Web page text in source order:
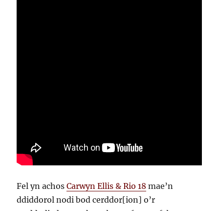
Fel yn achosCarwyn Ellis & Rio 18 mae’n
ddiddorol nodi bod cerddor[ion] o’r